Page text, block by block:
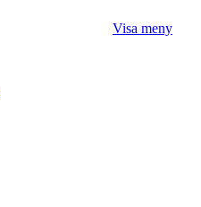
Visa meny